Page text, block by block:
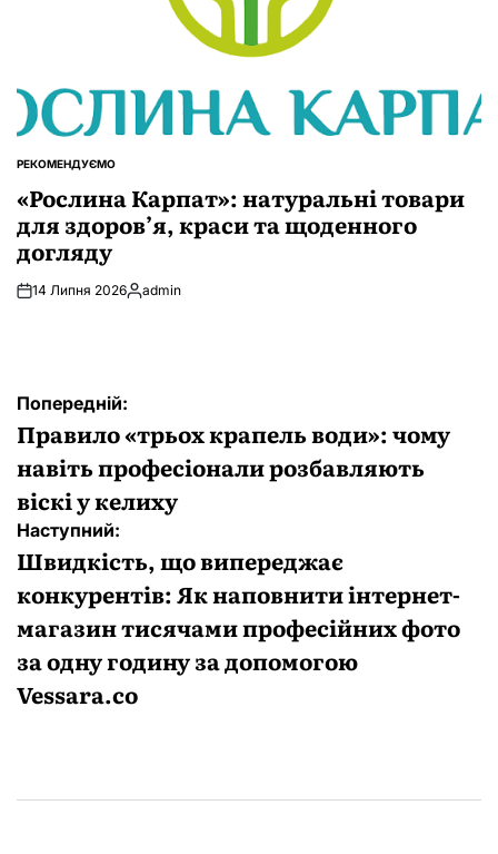
ОПУБЛІКУВАТИ
РЕКОМЕНДУЄМО
«Рослина Карпат»: натуральні товари
для здоров’я, краси та щоденного
догляду
14 Липня 2026Опубліковано
admin
Навігація
записів
Попередній:
Правило «трьох крапель води»: чому
навіть професіонали розбавляють
віскі у келиху
Наступний:
Швидкість, що випереджає
конкурентів: Як наповнити інтернет-
магазин тисячами професійних фото
за одну годину за допомогою
Vessara.co